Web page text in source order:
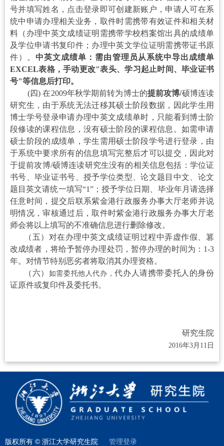
号并填写姓名，点击登录即可创建新账户，申请人可在系
统中申请办理相关业务，取件时需携带有效证件和相关材
料（办理中英文成绩证明需携带学校档案馆出具的成绩单
及学位申请书复印件；办理中英文学位证明需携带证书原
件）
。 中英文成绩单：需由管理员从系统中导出成绩单
EXCEL表格，手动更改"表头、学习起止时间、毕业证书
号"等信息后打印。
(四) 在2009年秋学期前转为博士的提前攻博/硕博连读
研究生 ， 由于系统无法迁移其硕士阶段数据，因此学生用
博士学号登录申请办理中英文成绩单时，只能看到博士阶
段修读的课程信息，没有硕士阶段的课程信息。如需申请
硕士阶段的成绩单，学生需用硕士阶段学号进行登录，由
于系统中要求所有的信息填写完整后才可以提交，因此对
于提前攻博/硕博连读研究生没有的相关信息包括：学位证
书号、毕业证书号、授予学位类型、论文题目中文、 论文
题目英文请统一填写“1”； 授予学位日期、 毕业年月请选择
任意时间， 提交后联系紫金港行政服务办事大厅老师并说
明情况，审核通过后，取件时紫金港行政服务办事大厅老
师会将以上填写的不准确信息进行删除修改。
（五）对在办理中英文成绩证明过程中弄虚作假、篡
改成绩者，将给予暂停办理处罚，暂停办理的时间为：1-3
年。对情节特别恶劣者将取消其办理资格。
（六） 如需委托他人代办，代办人请携带委托人的身份
证原件或复印件及委托书。
研究生院
2016年3月11日
版权所有 © 浙江大学研究生院 管理登录